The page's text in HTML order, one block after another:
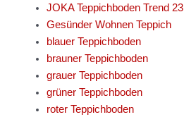
JOKA Teppichboden Trend 23
Gesünder Wohnen Teppich
blauer Teppichboden
brauner Teppichboden
grauer Teppichboden
grüner Teppichboden
roter Teppichboden